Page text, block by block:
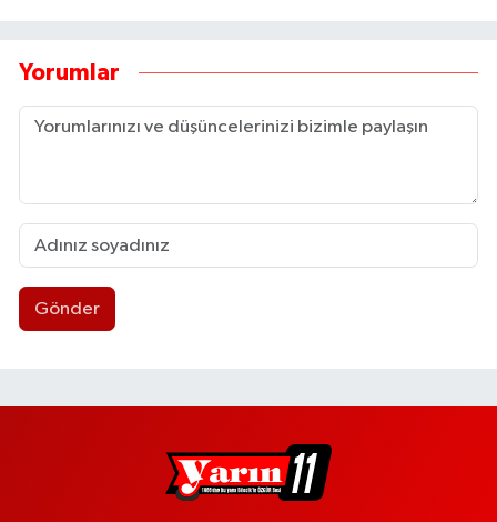
Yorumlar
Gönder